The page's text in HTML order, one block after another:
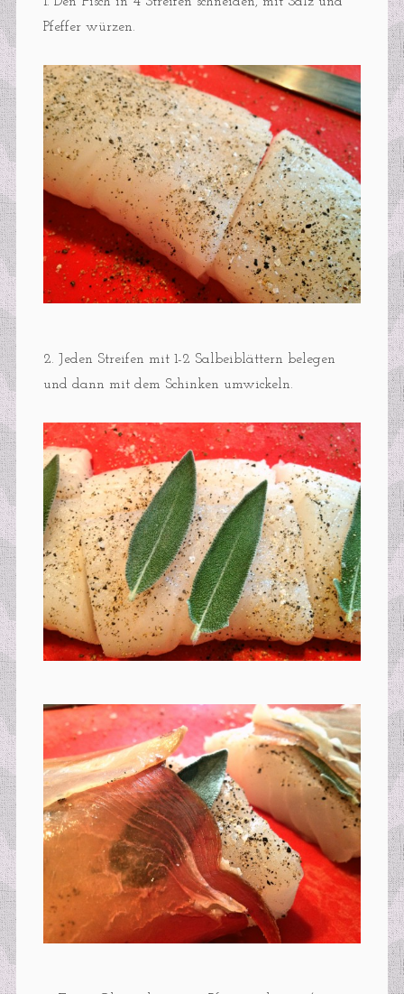
Pfeffer würzen.
2. Jeden Streifen mit 1-2 Salbeiblättern belegen
und dann mit dem Schinken umwickeln.